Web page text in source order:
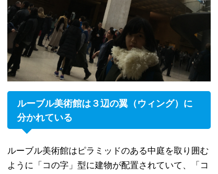
ルーブル美術館は３辺の翼（ウィング）に
分かれている
ルーブル美術館はピラミッドのある中庭を取り囲む
ように「コの字」型に建物が配置されていて、「コ